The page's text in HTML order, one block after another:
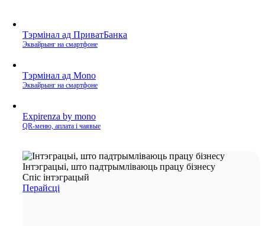
Тэрмінал ад ПриватБанка
Эквайрынг на смартфоне
Тэрмінал ад Mono
Эквайрынг на смартфоне
Expirenza by mono
QR‑меню, аплата і чаявые
Інтэграцыі, што падтрымліваюць працу бізнесу
Спіс інтэграцый
Перайсці